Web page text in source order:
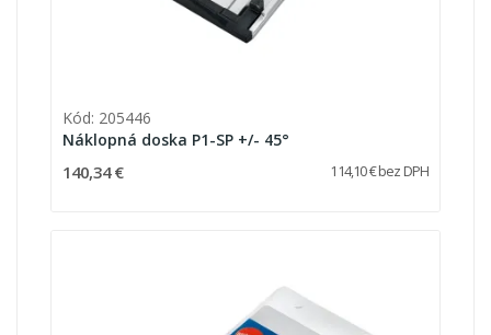
Kód: 205446
Náklopná doska P1-SP +/- 45°
140,34 € 114,10 € bez DPH